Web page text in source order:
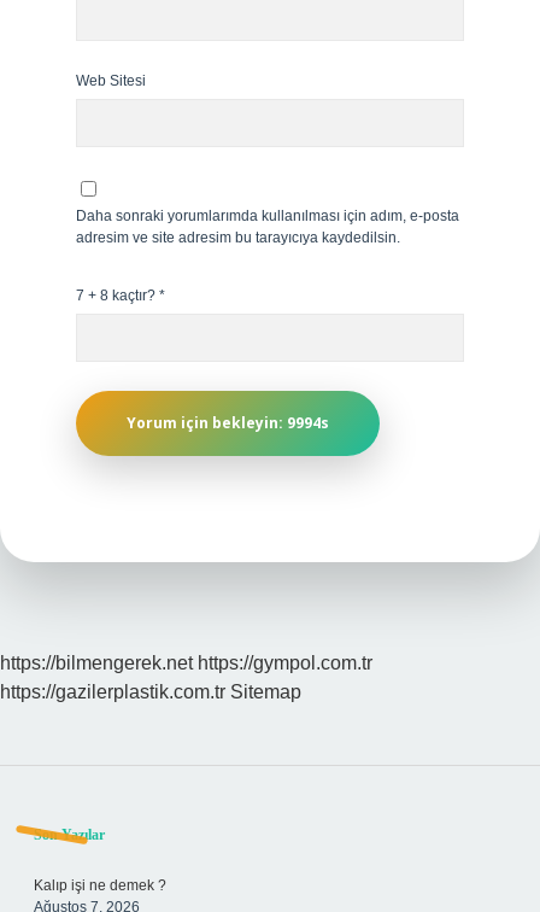
Web Sitesi
Daha sonraki yorumlarımda kullanılması için adım, e-posta
adresim ve site adresim bu tarayıcıya kaydedilsin.
7 + 8 kaçtır? *
https://bilmengerek.net https://gympol.com.tr
https://gazilerplastik.com.tr Sitemap
Sidebar
Son Yazılar
Kalıp işi ne demek ?
Ağustos 7, 2026